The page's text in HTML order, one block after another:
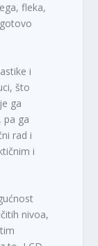
fleka,
i
što
ga
pa ga
rad i
i
nivoa,